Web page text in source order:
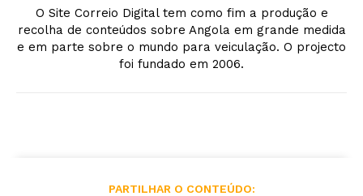
O Site Correio Digital tem como fim a produção e
recolha de conteúdos sobre Angola em grande medida
e em parte sobre o mundo para veiculação. O projecto
foi fundado em 2006.
PARTILHAR O CONTEÚDO: